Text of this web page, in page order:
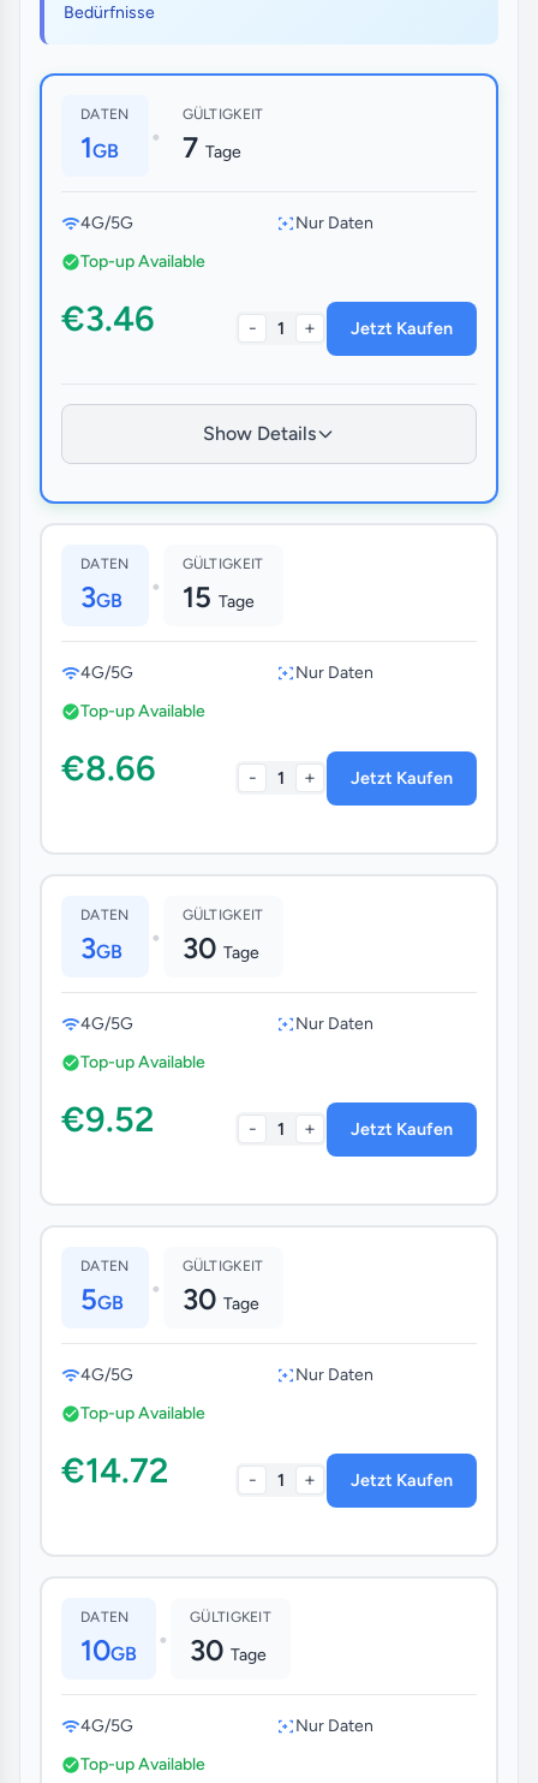
Bedürfnisse
DATEN
1GB •
GÜLTIGKEIT
7 Tage
4G/5G
Nur Daten
Top-up Available
€3.46 - 1 + Jetzt Kaufen
Show Details
DATEN
3GB •
GÜLTIGKEIT
15 Tage
4G/5G
Nur Daten
Top-up Available
€8.66 - 1 + Jetzt Kaufen
DATEN
3GB •
GÜLTIGKEIT
30 Tage
4G/5G
Nur Daten
Top-up Available
€9.52 - 1 + Jetzt Kaufen
DATEN
5GB •
GÜLTIGKEIT
30 Tage
4G/5G
Nur Daten
Top-up Available
€14.72 - 1 + Jetzt Kaufen
DATEN
10GB •
GÜLTIGKEIT
30 Tage
4G/5G
Nur Daten
Top-up Available